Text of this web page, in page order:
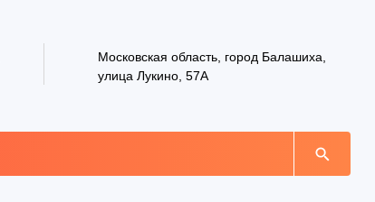
Московская область, город Балашиха,
улица Лукино, 57А